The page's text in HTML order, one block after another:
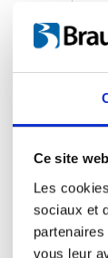
Ce site
Les
sociaux et
vous leur